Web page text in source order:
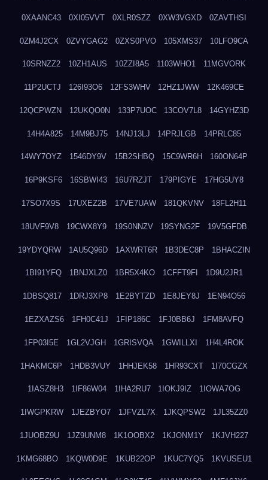
0XAANC43 0XI05VVT 0XLR0SZZ 0XW3VGXD 0ZAVTHSI
0ZM4J2CX 0ZVYGAG2 0ZXS0PVO 105XMS37 10LFO9CA
10SRNZZ2 10ZH1AUS 10ZZI8A5 1103WHO1 11MGVORK
11P2UCTJ 126I93O6 12FS3WHV 12HZ1JWW 12K469CE
12QCPWZN 12UKQO0N 133P7UOC 13COV7L8 14GYHZ3D
14H4A825 14M9BJ75 14NJ13LJ 14PRJLGB 14PRLC85
14WY7OYZ 1546DY9V 15B2SHBQ 15C9WR6H 160ON64P
16P9KSF6 16SBWI43 16U7RZJT 179PIGYE 17HG5UY8
17SO7X9S 17UXEZ2B 17VE7UAW 181QKVNV 18FL2H11
18UVF9V8 19CWX8Y9 19S0NNZV 19SYNG2F 19V5GFDB
19YDYQRW 1AU5Q96D 1AXWRT6R 1B3DEC8P 1BHACZIN
1BI91YFQ 1BNJXLZ0 1BR5X4KO 1CFFT9FI 1D9U2JR1
1DBSQ817 1DRJ3XP8 1E2BYTZD 1E8JEY8J 1EN94O56
1EZXAZS6 1FH0C41J 1FIP186C 1FJ0BB6J 1FM8AVFQ
1FP03I5E 1GL2VJGH 1GRISVQA 1GWILLXI 1H4L4ROK
1HAKMC6P 1HDB3VUY 1HHJEK58 1HR93CXT 1I70CGZX
1IASZ8H3 1IF86W04 1IHA2RU7 1IOKJ9IZ 1IOWA7OG
1IWGPKRW 1JEZBYO7 1JFVZL7X 1JKQPSW2 1JL35ZZ0
1JUOBZ9U 1JZ9UNM8 1K1OOBX2 1KJONM1Y 1KJVH227
1KMG68BO 1KQW0D9E 1KUB22OP 1KUC7YQ5 1KVUSEU1